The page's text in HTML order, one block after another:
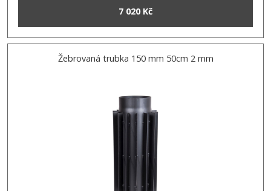
7 020 Kč
Žebrovaná trubka 150 mm 50cm 2 mm